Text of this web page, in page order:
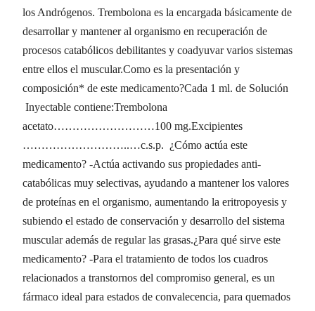
los Andrógenos. Trembolona es la encargada básicamente de
desarrollar y mantener al organismo en recuperación de
procesos catabólicos debilitantes y coadyuvar varios sistemas
entre ellos el muscular.Como es la presentación y
composición* de este medicamento?Cada 1 ml. de Solución
Inyectable contiene:Trembolona
acetato………………………100 mg.Excipientes
………………………..…c.s.p. ¿Cómo actúa este
medicamento? -Actúa activando sus propiedades anti-
catabólicas muy selectivas, ayudando a mantener los valores
de proteínas en el organismo, aumentando la eritropoyesis y
subiendo el estado de conservación y desarrollo del sistema
muscular además de regular las grasas.¿Para qué sirve este
medicamento? -Para el tratamiento de todos los cuadros
relacionados a transtornos del compromiso general, es un
fármaco ideal para estados de convalecencia, para quemados